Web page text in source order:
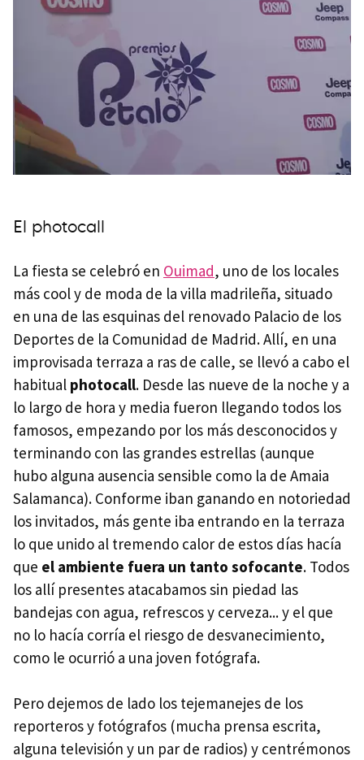
El photocall
La fiesta se celebró en Ouimad, uno de los locales
más cool y de moda de la villa madrileña, situado
en una de las esquinas del renovado Palacio de los
Deportes de la Comunidad de Madrid. Allí, en una
improvisada terraza a ras de calle, se llevó a cabo el
habitual photocall. Desde las nueve de la noche y a
lo largo de hora y media fueron llegando todos los
famosos, empezando por los más desconocidos y
terminando con las grandes estrellas (aunque
hubo alguna ausencia sensible como la de Amaia
Salamanca). Conforme iban ganando en notoriedad
los invitados, más gente iba entrando en la terraza
lo que unido al tremendo calor de estos días hacía
que el ambiente fuera un tanto sofocante. Todos
los allí presentes atacabamos sin piedad las
bandejas con agua, refrescos y cerveza... y el que
no lo hacía corría el riesgo de desvanecimiento,
como le ocurrió a una joven fotógrafa.
Pero dejemos de lado los tejemanejes de los
reporteros y fotógrafos (mucha prensa escrita,
alguna televisión y un par de radios) y centrémonos